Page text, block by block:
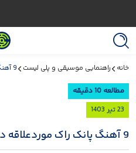
خانه راهنمایی موسیقی و پلی لیست 9 آهنگ پانک راک موردعلاقه دوستداران صدا
مطالعه 10 دقیقه
23 تیر 1403
9 آهنگ پانک راک موردعلاقه دوستداران صدا